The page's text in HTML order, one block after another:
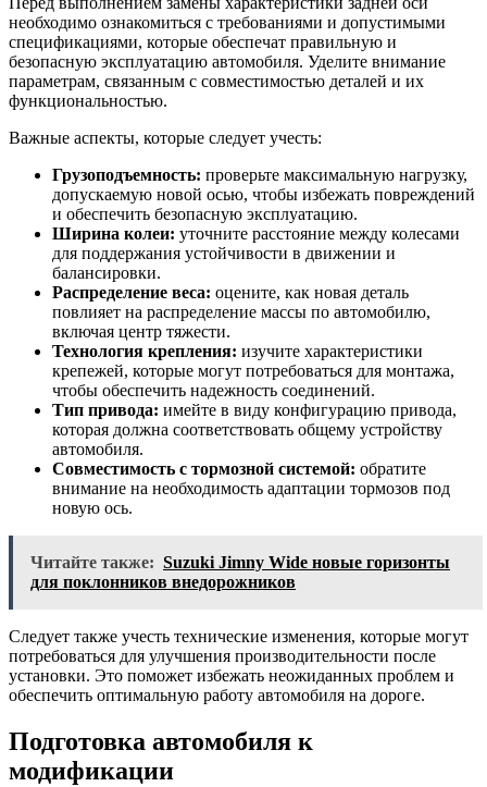
необходимо ознакомиться с требованиями и допустимыми
спецификациями, которые обеспечат правильную и
безопасную эксплуатацию автомобиля. Уделите внимание
параметрам, связанным с совместимостью деталей и их
функциональностью.
Важные аспекты, которые следует учесть:
Грузоподъемность: проверьте максимальную нагрузку,
допускаемую новой осью, чтобы избежать повреждений
и обеспечить безопасную эксплуатацию.
Ширина колеи: уточните расстояние между колесами
для поддержания устойчивости в движении и
балансировки.
Распределение веса: оцените, как новая деталь
повлияет на распределение массы по автомобилю,
включая центр тяжести.
Технология крепления: изучите характеристики
крепежей, которые могут потребоваться для монтажа,
чтобы обеспечить надежность соединений.
Тип привода: имейте в виду конфигурацию привода,
которая должна соответствовать общему устройству
автомобиля.
Совместимость с тормозной системой: обратите
внимание на необходимость адаптации тормозов под
новую ось.
Читайте также: Suzuki Jimny Wide новые горизонты
для поклонников внедорожников
Следует также учесть технические изменения, которые могут
потребоваться для улучшения производительности после
установки. Это поможет избежать неожиданных проблем и
обеспечить оптимальную работу автомобиля на дороге.
Подготовка автомобиля к
модификации